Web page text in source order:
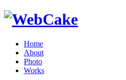
Home
About
Photo
Works